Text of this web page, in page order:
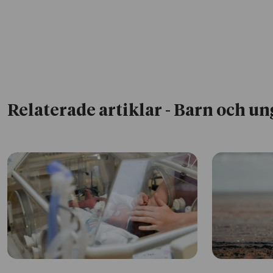
Relaterade artiklar - Barn och